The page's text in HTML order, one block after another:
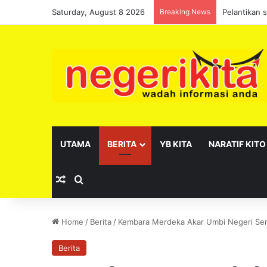
Saturday, August 8 2026 Breaking News Pelantikan
UTAMA BERITA YB KITA NARATIF KITO
Random Article
Home / Berita / Kembara Merdeka Akar Umbi Negeri
Berita